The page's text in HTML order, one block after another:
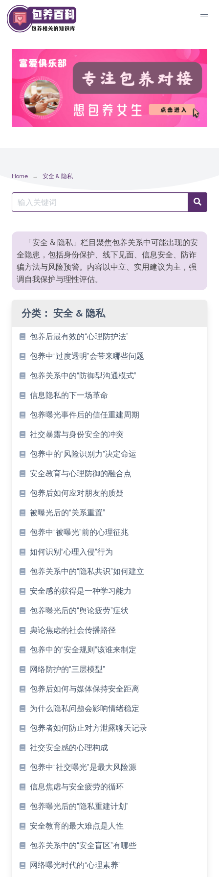
Skip
to
content
Home 安全 & 隐私
Search
for:
「安全 & 隐私」栏目聚焦包养关系中可能出现的安
全隐患，包括身份保护、线下见面、信息安全、防诈
骗方法与风险预警。内容以中立、实用建议为主，强
调自我保护与理性评估。
分类： 安全 & 隐私
包养后最有效的“心理防护法”
包养中“过度透明”会带来哪些问题
包养关系中的“防御型沟通模式”
信息隐私的下一场革命
包养曝光事件后的信任重建周期
社交暴露与身份安全的冲突
包养中的“风险识别力”决定命运
安全教育与心理防御的融合点
包养后如何应对朋友的质疑
被曝光后的“关系重置”
包养中“被曝光”前的心理征兆
如何识别“心理入侵”行为
包养关系中的“隐私共识”如何建立
安全感的获得是一种学习能力
包养曝光后的“舆论疲劳”症状
舆论焦虑的社会传播路径
包养中的“安全规则”该谁来制定
网络防护的“三层模型”
包养后如何与媒体保持安全距离
为什么隐私问题会影响情绪稳定
包养者如何防止对方泄露聊天记录
社交安全感的心理构成
包养中“社交曝光”是最大风险源
信息焦虑与安全疲劳的循环
包养曝光后的“隐私重建计划”
安全教育的最大难点是人性
包养关系中的“安全盲区”有哪些
网络曝光时代的“心理素养”